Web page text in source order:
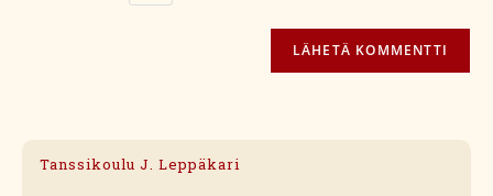
Tanssikoulu J. Leppäkari